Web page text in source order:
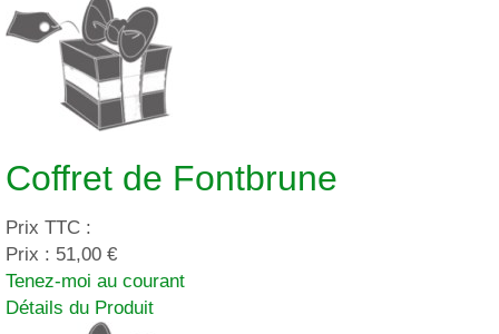
Coffret de Fontbrune
Prix TTC :
Prix : 51,00 €
Tenez-moi au courant
Détails du Produit